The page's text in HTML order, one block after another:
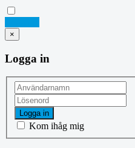
×
Logga in
Logga in
Kom ihåg mig